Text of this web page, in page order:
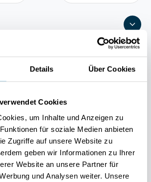
Details Über Cookies
Cookies
um Inhalte und Anzeigen zu
für soziale Medien anbieten
Zugriffe auf unsere Website zu
geben wir Informationen zu Ihrer
Website an unsere Partner für
und Analysen weiter. Unsere
einen Blick:
für Ihren Urlaub
Abreise 24/7 möglich
60 Tage vorher stornieren